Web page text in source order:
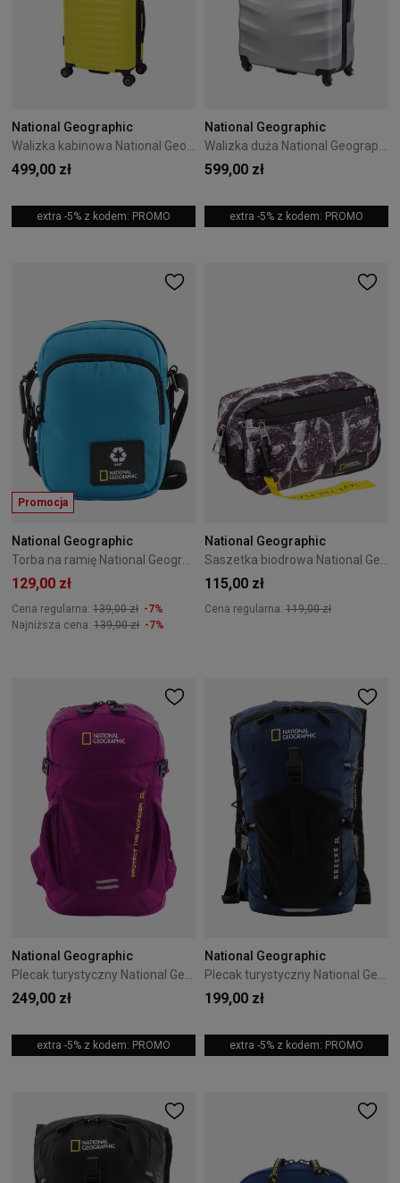
National Geographic
499,00 zł
extra -5% z kodem: PROMO
National Geographic
599,00 zł
extra -5% z kodem: PROMO
Promocja
National Geographic
129,00 zł
Cena regularna: 139,00 zł -7%
Najniższa cena: 139,00 zł -7%
National Geographic
115,00 zł
Cena regularna: 119,00 zł
National Geographic
Plecak turystyczny National Geographic Wonder Fuksja
249,00 zł
extra -5% z kodem: PROMO
National Geographic
Plecak turystyczny National Geographic Breeze Niebieski
199,00 zł
extra -5% z kodem: PROMO